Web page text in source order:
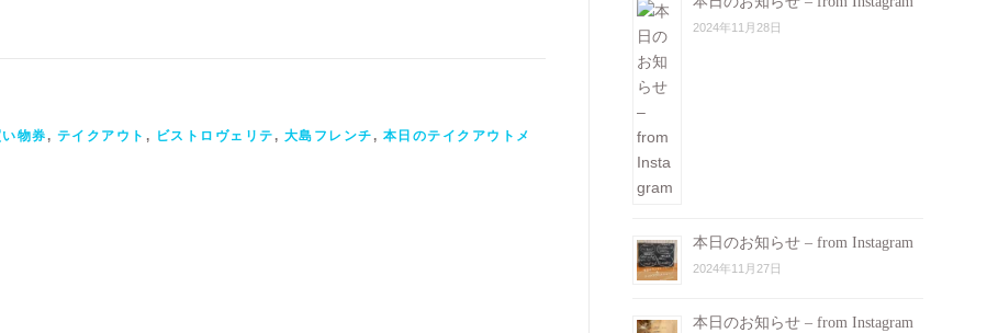
物券 , テイクアウト , ビストロヴェリテ , 大島フレンチ , 本日のテイクアウトメ
2024年11月28日
本日のお知らせ – from Instagram
2024年11月27日
本日のお知らせ – from Instagram